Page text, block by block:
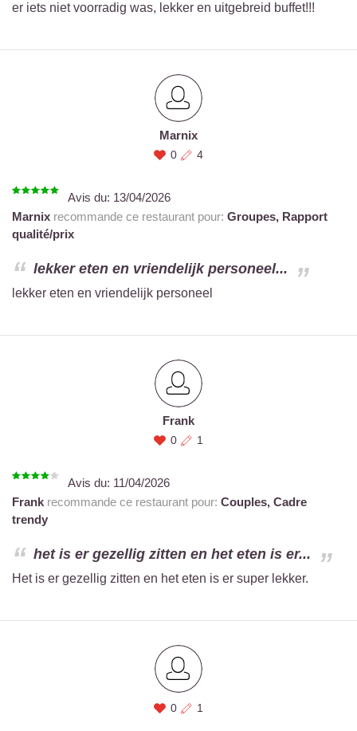
er iets niet voorradig was, lekker en uitgebreid buffet!!!
Marnix
0 4
Avis du: 13/04/2026
Marnix recommande ce restaurant pour: Groupes, Rapport
qualité/prix
lekker eten en vriendelijk personeel...
lekker eten en vriendelijk personeel
Frank
0 1
Avis du: 11/04/2026
Frank recommande ce restaurant pour: Couples, Cadre
trendy
het is er gezellig zitten en het eten is er...
Het is er gezellig zitten en het eten is er super lekker.
0 1